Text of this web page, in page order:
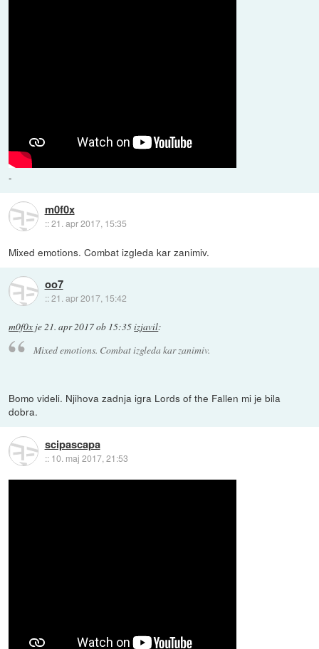
-
m0f0x
::21. apr 2017, 15:35
Mixed emotions. Combat izgleda kar zanimiv.
oo7
::21. apr 2017, 15:42
m0f0x je21. apr 2017 ob 15:35izjavil:
Mixed emotions. Combat izgleda kar zanimiv.
Bomo videli. Njihova zadnja igra Lords of the Fallen mi je bila
dobra.
scipascapa
:: 10. maj 2017, 21:53